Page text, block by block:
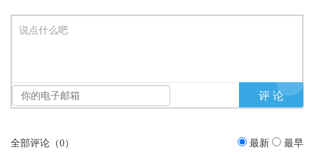
说点什么吧
全部评论（0） 最新 最早